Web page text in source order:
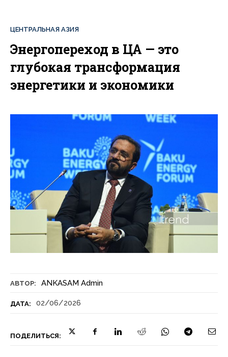
АВТОР: ANKASAM Admin
ДАТА: 02/06/2026
ПОДЕЛИТЬСЯ:
ЦЕНТРАЛЬНАЯ АЗИЯ
Энергопереход в ЦА — это
глубокая трансформация
энергетики и экономики